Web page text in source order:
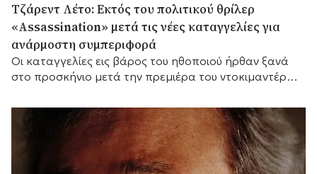
Τζάρεντ Λέτο: Εκτός του πολιτικού θρίλερ
«Assassination» μετά τις νέες καταγγελίες για
ανάρμοστη συμπεριφορά
Οι καταγγελίες εις βάρος του ηθοποιού ήρθαν ξανά
στο προσκήνιο μετά την πρεμιέρα του ντοκιμαντέρ